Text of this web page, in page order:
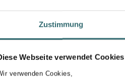
Zustimmung
Webseite verwendet Cookies
verwenden Cookies,